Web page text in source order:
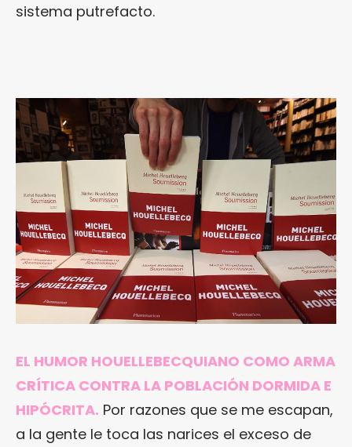
sistema putrefacto.
EL HUMOR HOUELLEBECQUIANO COMO ARMA
CRÍTICA CONTRA LA POBLACIÓN DORMIDA E
HIPÓCRITA. Por razones que se me escapan,
a la gente le toca las narices el exceso de